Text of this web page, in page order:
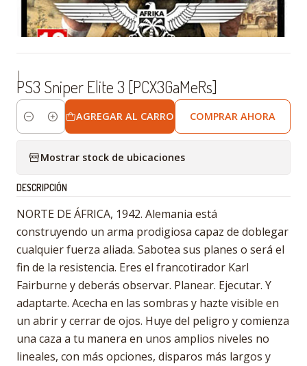
|
PS3 Sniper Elite 3 [PCX3GaMeRs]
Cantidad
AGREGAR AL CARRO COMPRAR AHORA
Mostrar stock de ubicaciones
DESCRIPCIÓN
NORTE DE ÁFRICA, 1942. Alemania está
construyendo un arma prodigiosa capaz de doblegar
cualquier fuerza aliada. Sabotea sus planes o será el
fin de la resistencia. Eres el francotirador Karl
Fairburne y deberás observar. Planear. Ejecutar. Y
adaptarte. Acecha en las sombras y hazte visible en
un abrir y cerrar de ojos. Huye del peligro y comienza
una caza a tu manera en unos amplios niveles no
lineales, con más opciones, disparos más largos y